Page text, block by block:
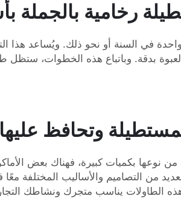
رخامية بالجملة
في السنة أو نحو ذلك. ويُساعد هذا
وتحافظ عليها
بكميات كبيرة، فهناك بعض
من التصاميم والأساليب المختلفة
الطاولات يناسب متجرك ونشاطك